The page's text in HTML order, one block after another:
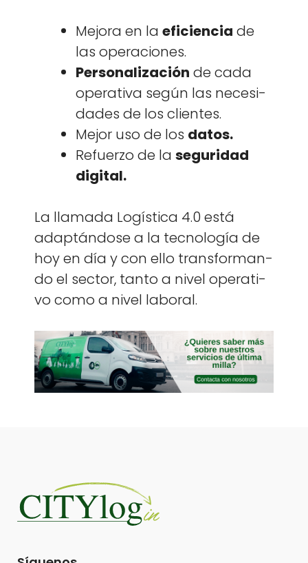
Mejo­ra en la efi­cien­cia de
las opera­ciones.
Per­son­al­ización de cada
oper­a­ti­va según las necesi­
dades de los clientes.
Mejor uso de los datos.
Refuer­zo de la seguri­dad
dig­i­tal.
La lla­ma­da Logís­ti­ca 4.0 está
adap­tán­dose a la tec­nología de
hoy en día y con ello trans­for­man­
do el sec­tor, tan­to a niv­el oper­a­ti­
vo como a niv­el lab­o­ral.